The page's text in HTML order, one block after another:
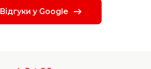
Відгуки у Google